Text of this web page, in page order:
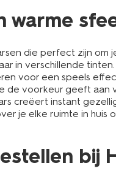
warme
die perfect zijn
in verschillende
voor een speels
de voorkeur geeft
creëert instant
je elke ruimte in huis
bij